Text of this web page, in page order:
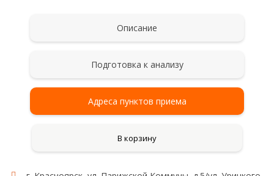
Описание
Подготовка к анализу
Адреса пунктов приема
В корзину